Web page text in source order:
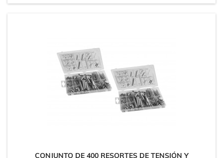
CONJUNTO DE 400 RESORTES DE TENSIÓN Y